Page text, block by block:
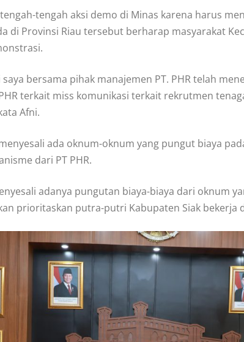
tengah aksi demo di Minas karena harus
di Provinsi Riau tersebut berharap masyarakat
bersama pihak manajemen PT. PHR telah
terkait miss komunikasi terkait rekrutmen
Afni.
ada oknum-oknum yang pungut biaya
dari PT PHR.
adanya pungutan biaya-biaya dari oknum
prioritaskan putra-putri Kabupaten Siak bekerja